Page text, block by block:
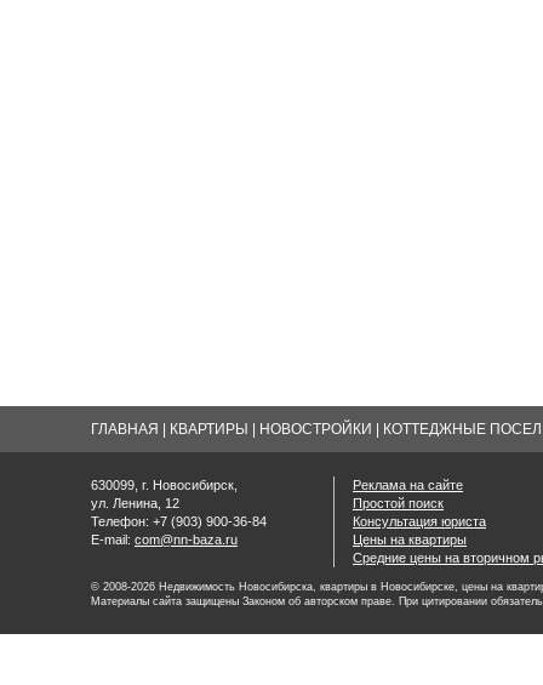
ГЛАВНАЯ КВАРТИРЫ НОВОСТРОЙКИ КОТТЕДЖНЫЕ
630099, г. Новосибирск,
ул. Ленина, 12
Телефон: +7 (903) 900-36-84
E-mail: com@nn-baza.ru
Реклама на сайте
Простой поиск
Консультация юриста
Цены на квартиры
Средние цены на вторичном
© 2008-2026 Недвижимость Новосибирска, квартиры в Новосибирске, цены на
Материалы сайта защищены Законом об авторском праве. При цитировании